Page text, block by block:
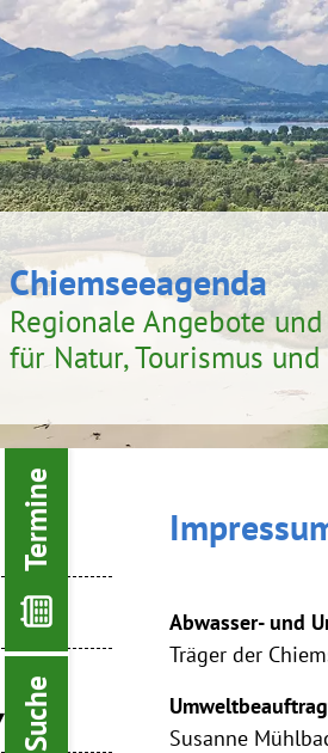
Chiemseeagenda
Regionale Angebote
für Natur, Tourismus
Suche
Termine
Abwasser- und
Träger der
Susanne